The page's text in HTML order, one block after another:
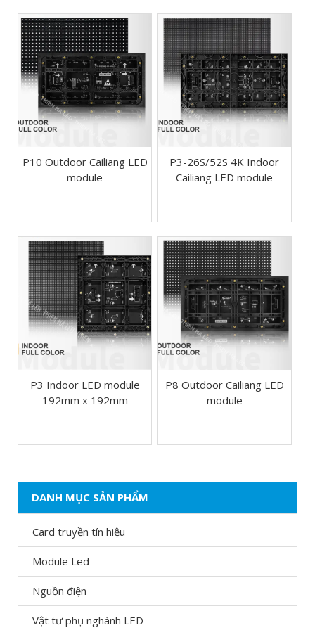
P10 Outdoor Cailiang LED
module
P3-26S/52S 4K Indoor
Cailiang LED module
P3 Indoor LED module
192mm x 192mm
P8 Outdoor Cailiang LED
module
DANH MỤC SẢN PHẨM
Card truyền tín hiệu
Module Led
Nguồn điện
Vật tư phụ nghành LED